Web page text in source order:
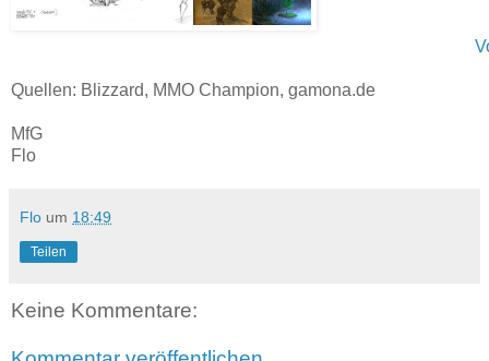
Quellen: Blizzard, MMO Champion, gamona.de
MfG
Flo
Flo um 18:49
Teilen
Keine Kommentare: